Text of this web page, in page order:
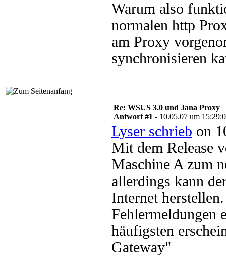
Warum also
normalen http
am Proxy
synchronisieren
Re: WSUS 3.0 und Jana Proxy
Antwort #1 - 10.05.07 um
Lyser schrieb on
Mit dem Release
Maschine A zum
allerdings kann
Internet
Fehlermeldungen
häufigsten
Gateway"